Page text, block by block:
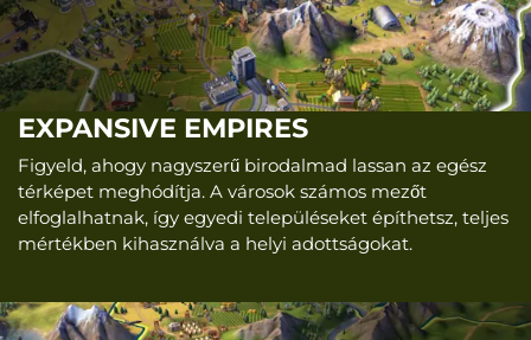
EXPANSIVE EMPIRES
Figyeld, ahogy nagyszerű birodalmad lassan az egész
térképet meghódítja. A városok számos mezőt
elfoglalhatnak, így egyedi településeket építhetsz, teljes
mértékben kihasználva a helyi adottságokat.